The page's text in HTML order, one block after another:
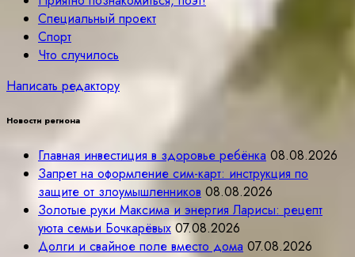
Специальный проект
Спорт
Что случилось
Написать редактору
Новости региона
Главная инвестиция в здоровье ребёнка 08.08.2026
Запрет на оформление сим-карт: инструкция по
защите от злоумышленников 08.08.2026
Золотые руки Максима и энергия Ларисы: рецепт
уюта семьи Бочкарёвых 07.08.2026
Долги и свайное поле вместо дома 07.08.2026